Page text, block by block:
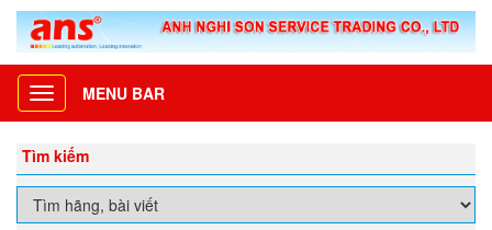
Toggle
navigation
MENU BAR
Tìm kiếm